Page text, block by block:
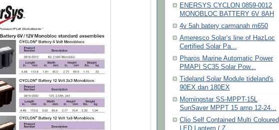
ENERSYS CYCLON 0859-0012
MONOBLOC BATTERY 6V 8AH
4v 5ah batery carmanah m650
Ameresco Solar’s line of HazLoc
Certified Solar Pa...
Pharos Marine Automatic Power
PMAPI SC35 Solar Pow...
Tideland Solar Module tideland's
90EX dan 180EX
Morningstar SS-MPPT-15L
SunSaver MPPT 15 amp 12-24...
Clio Self Contained Multi Coloured
LED Lantern ( Z...